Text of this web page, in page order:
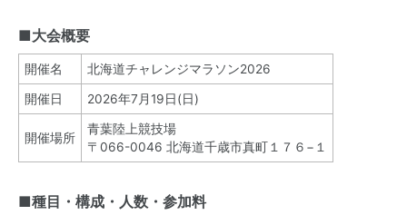
■大会概要
開催名 北海道チャレンジマラソン2026
開催日 2026年7月19日(日)
開催場所
青葉陸上競技場
〒066-0046 北海道千歳市真町１７６−１
■種目・構成・人数・参加料